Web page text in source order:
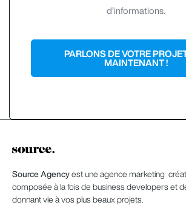
d’informations.
PARLONS DE VOTRE
MAINTENANT !
Source Agency est une agence marketing
composée à la fois de business developers et
donnant vie à vos plus beaux projets.